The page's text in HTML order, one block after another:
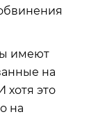
имеют
на
хотя это
на